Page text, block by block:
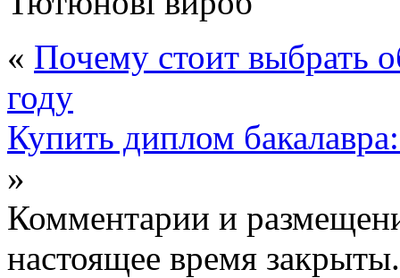
« Почему стоит выбрать
году
Купить диплом
»
Комментарии и
настоящее время закрыты.